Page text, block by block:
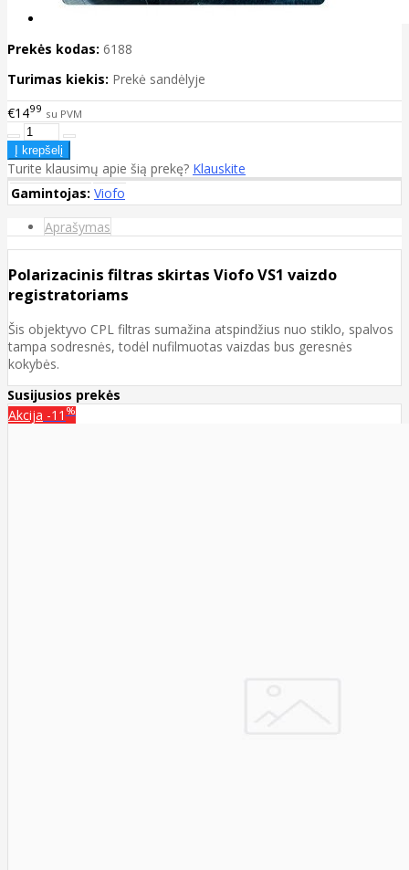
Prekės kodas: 6188
Turimas kiekis: Prekė sandėlyje
€1499 su PVM
Turite klausimų apie šią prekę? Klauskite
Gamintojas: Viofo
Aprašymas
Polarizacinis filtras skirtas ViofoVS1 vaizdo
registratoriams
Šis objektyvo CPL filtras sumažina atspindžius nuo stiklo, spalvos
tampa sodresnės, todėl nufilmuotas vaizdas bus geresnės
kokybės.
Susijusios prekės
Akcija -11 %